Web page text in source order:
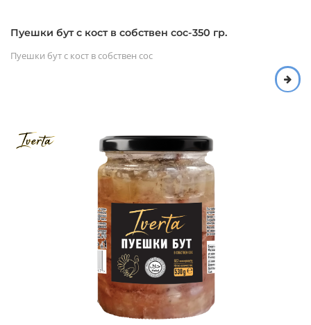
Пуешки бут с кост в собствен сос-350 гр.
Пуешки бут с кост в собствен сос